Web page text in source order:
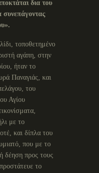
δια του
συνεπάγοντας
τοποθετημένο
αγάπη, στην
ήταν το
Παναγιάς, και
του
Αγίου
με το
και δίπλα του
που με το
δέηση προς τους
το